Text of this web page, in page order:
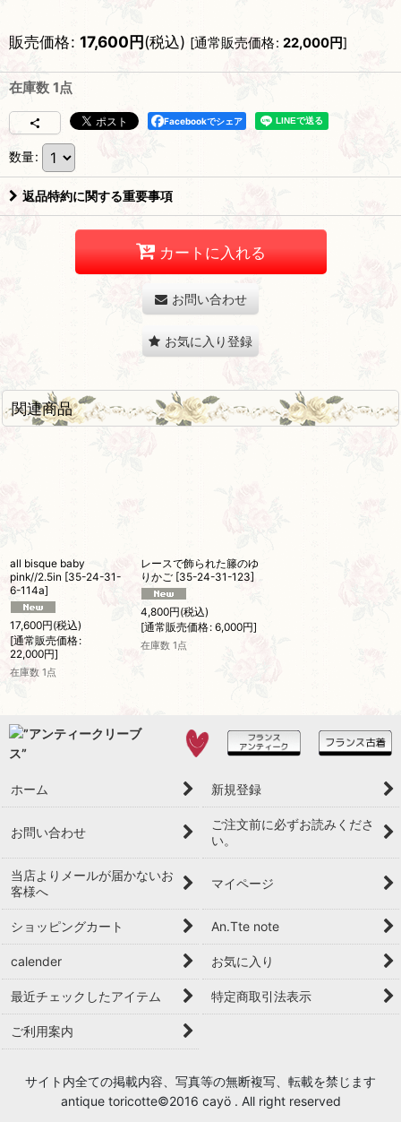
販売価格: 17,600円(税込) [通常販売価格: 22,000円]
在庫数 1点
Facebookでシェア
数量:
返品特約に関する重要事項
カートに入れる
お問い合わせ
お気に入り登録
関連商品
all bisque baby
pink//2.5in [35-24-31-
6-114a]
17,600円(税込)
[通常販売価格:
22,000円]
在庫数 1点
レースで飾られた籐のゆ
りかご [35-24-31-123]
4,800円(税込)
[通常販売価格: 6,000円]
在庫数 1点
ホーム 新規登録
お問い合わせ
ご注文前に必ずお読みくださ
い。
当店よりメールが届かないお
客様へ
マイページ
ショッピングカート An.Tte note
calender お気に入り
最近チェックしたアイテム 特定商取引法表示
ご利用案内
サイト内全ての掲載内容、写真等の無断複写、転載を禁じます
antique toricotte©2016 cayö . All right reserved